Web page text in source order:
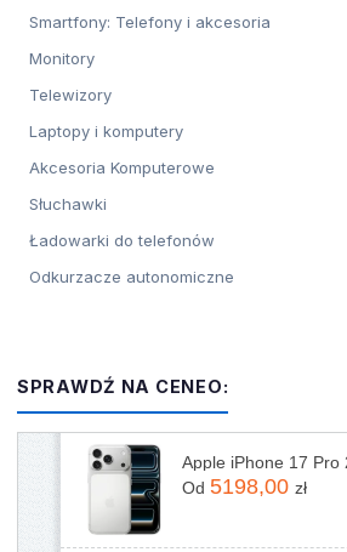
Smartfony: Telefony i akcesoria
Monitory
Telewizory
Laptopy i komputery
Akcesoria Komputerowe
Słuchawki
Ładowarki do telefonów
Odkurzacze autonomiczne
SPRAWDŹ NA CENEO:
Od 5198,00 zł